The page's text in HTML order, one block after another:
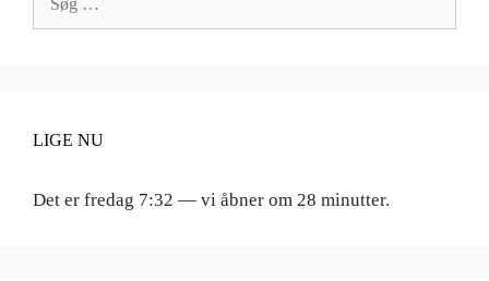
efter:
LIGE NU
Det er fredag 7:32 — vi åbner om 28 minutter.